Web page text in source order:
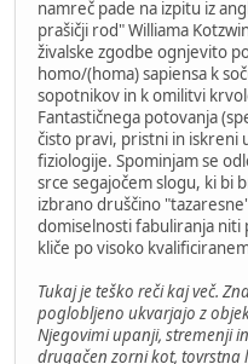
namreč pade na izpitu iz
prašičji rod" Williama
živalske zgodbe ognjevito
homo/(homa) sapiensa k
sopotnikov in k omilitvi
Fantastičnega potovanja
čisto pravi, pristni in iskreni
fiziologije. Spominjam se
srce segajočem slogu, ki bi
izbrano druščino
domiselnosti fabuliranja niti
kliče po visoko
Tukaj je teško reči kaj več.
poglobljeno ukvarjajo z
Njegovimi upanji, stremenji
drugačen zorni kot,